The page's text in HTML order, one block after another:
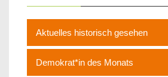
Aktuelles historisch gesehen
Demokrat*in des Monats